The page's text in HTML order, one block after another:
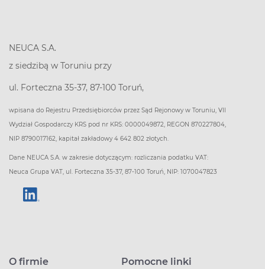
NEUCA S.A.
z siedzibą w Toruniu przy
ul. Forteczna 35-37, 87-100 Toruń,
wpisana do Rejestru Przedsiębiorców przez Sąd Rejonowy w Toruniu, VII
Wydział Gospodarczy KRS pod nr KRS: 0000049872, REGON 870227804,
NIP 8790017162, kapitał zakładowy 4 642 802 złotych.
Dane NEUCA S.A. w zakresie dotyczącym: rozliczania podatku VAT:
Neuca Grupa VAT, ul. Forteczna 35-37, 87-100 Toruń, NIP: 1070047823
O firmie Pomocne linki